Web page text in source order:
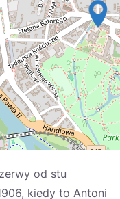
od stu
kiedy to Antoni